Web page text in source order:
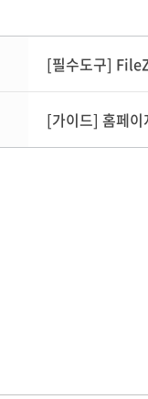
[필수도구]
[가이드] 홈페이